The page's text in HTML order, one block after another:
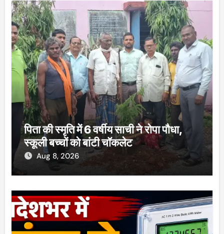
पिता की स्मृति में 6 वर्षीय साची ने रोपा पौधा,
स्कूली बच्चों को बांटी चॉकलेट
Aug 8, 2026